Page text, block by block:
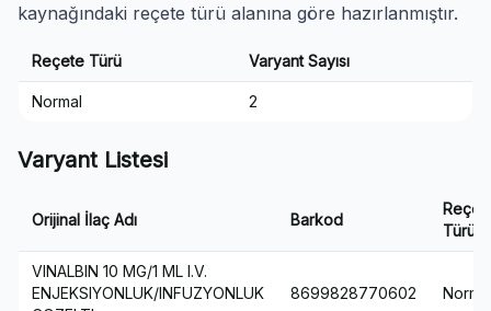
kaynağındaki reçete türü alanına göre hazırlanmıştır.
Reçete Türü Varyant Sayısı
Normal 2
Varyant Listesi
Orijinal İlaç Adı Barkod
Türü
VINALBIN 10 MG/1 ML I.V.
ENJEKSIYONLUK/INFUZYONLUK
8699828770602